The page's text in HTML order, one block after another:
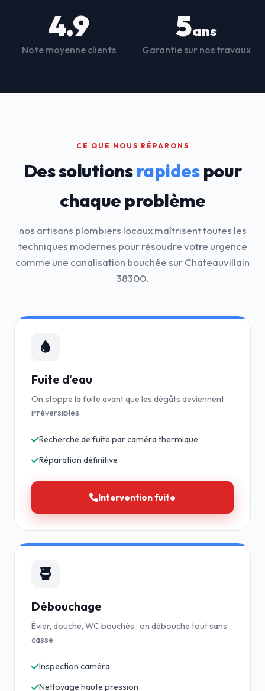
4.9
Note moyenne clients
5ans
Garantie sur nos travaux
CE QUE NOUS RÉPARONS
Des solutionsrapidespour
chaque problème
nos artisans plombiers locaux maîtrisent toutes les
techniques modernes pour résoudre votre urgence
comme une canalisation bouchée sur Chateauvillain
38300.
Fuite d'eau
On stoppe la fuite avant que les dégâts deviennent
irréversibles.
Recherche de fuite par caméra thermique
Réparation définitive
Intervention fuite
Débouchage
Évier, douche, WC bouchés : on débouche tout sans
casse.
Inspection caméra
Nettoyage haute pression